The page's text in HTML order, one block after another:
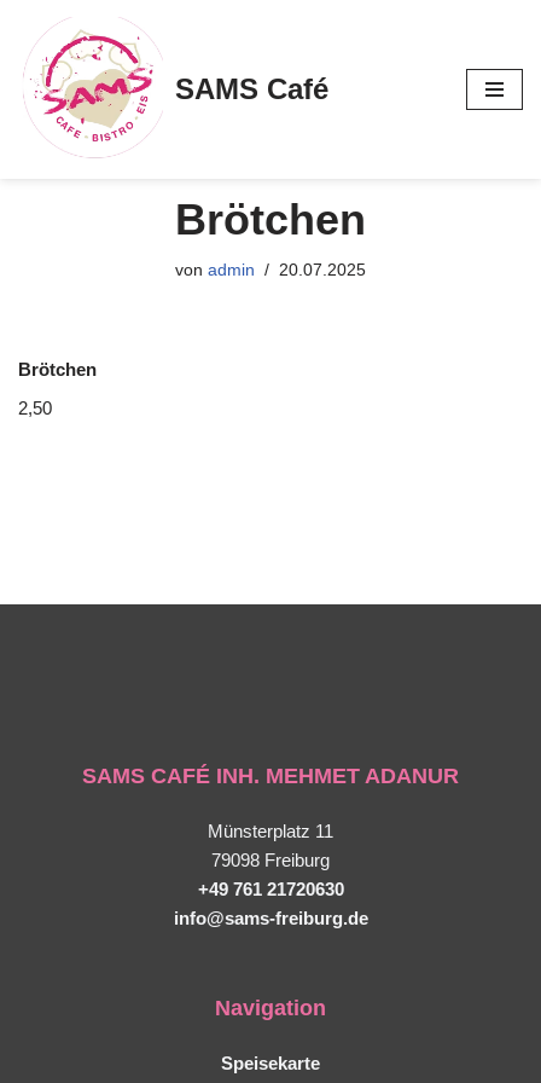
Zum
Inhalt
springen
SAMS Café
Brötchen
von admin 20.07.2025
Brötchen
2,50
SAMS CAFÉ INH. MEHMET ADANUR
Münsterplatz 11
79098 Freiburg
+49 761 21720630
info@sams-freiburg.de
Navigation
Speisekarte